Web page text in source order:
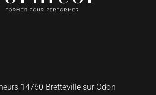
14760 Bretteville sur Odon